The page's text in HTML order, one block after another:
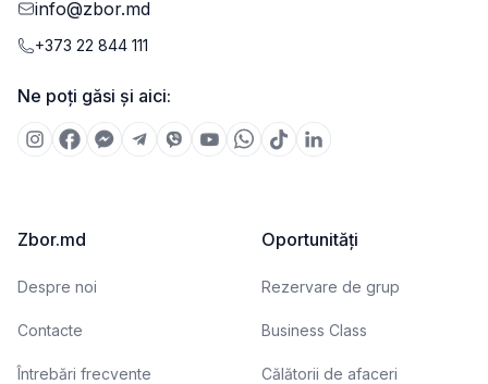
info@zbor.md
+373 22 844 111
Ne poți găsi și aici:
Zbor.md
Despre noi
Contacte
Întrebări frecvente
Oportunități
Rezervare de grup
Business Class
Călătorii de afaceri